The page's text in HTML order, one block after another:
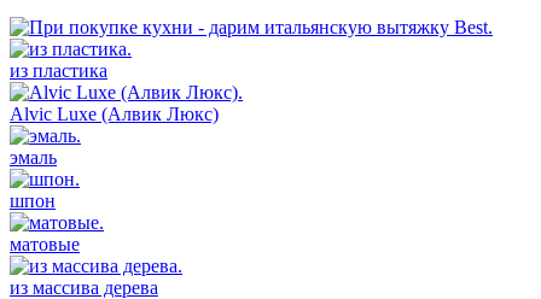
из пластика
Alvic Luxe (Алвик Люкс)
эмаль
шпон
матовые
из массива дерева